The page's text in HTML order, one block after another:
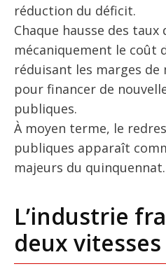
réduction du déficit.
Chaque hausse des
mécaniquement le coût
réduisant les marges de
pour financer de
publiques.
À moyen terme, le
publiques apparaît
majeurs du quinquennat.
L’industrie
deux vitesses